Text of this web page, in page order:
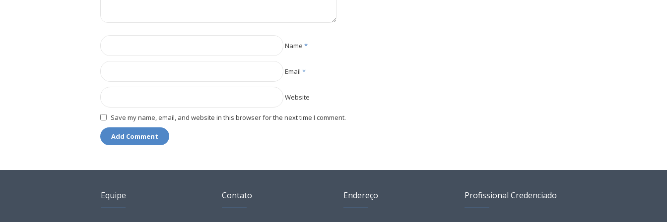
Name *
Email *
Website
Save my name, email, and website in this browser for the next time I comment.
Equipe Contato Endereço Profissional Credenciado